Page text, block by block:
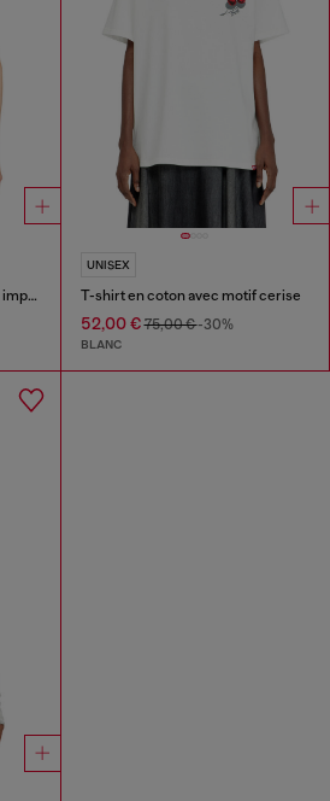
T-shirt en coton stretch avec imprimé graphique cheval
UNISEX
T-shirt en coton avec motif cerise
52,00 €75,00 €-30%
BLANC